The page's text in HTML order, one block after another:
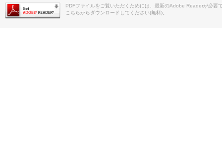
PDFファイルをご覧いただくためには、最新のAdobe Readerが必要
こちらからダウンロードしてください(無料)。